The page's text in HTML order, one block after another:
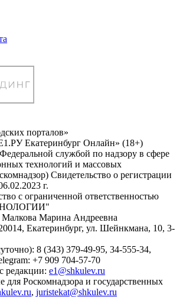
порталов»
Екатеринбург Онлайн» (18+)
службой по надзору в сфере
технологий и массовых
Свидетельство о регистрации
г.
с ограниченной ответственностью
Малкова Марина Андреевна
Екатеринбург, ул. Шейнкмана, 10, 3-
8 (343) 379-49-95, 34-555-34,
+7 909 704-57-70
редакции: e1@shkulev.ru
для Роскомнадзора и государственных
, juristekat@shkulev.ru